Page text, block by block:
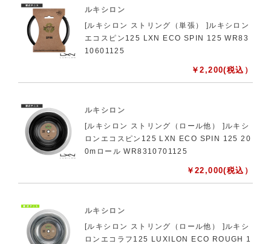
ルキシロン
[ルキシロン ストリング（単張） ]ルキシロン
エコスピン125 LXN ECO SPIN 125 WR83
10601125
￥2,200(税込）
ルキシロン
[ルキシロン ストリング（ロール他） ]ルキシ
ロンエコスピン125 LXN ECO SPIN 125 20
0mロール WR8310701125
￥ 22,000(税込）
ルキシロン
[ルキシロン ストリング（ロール他） ]ルキシ
ロンエコラフ125 LUXILON ECO ROUGH 1